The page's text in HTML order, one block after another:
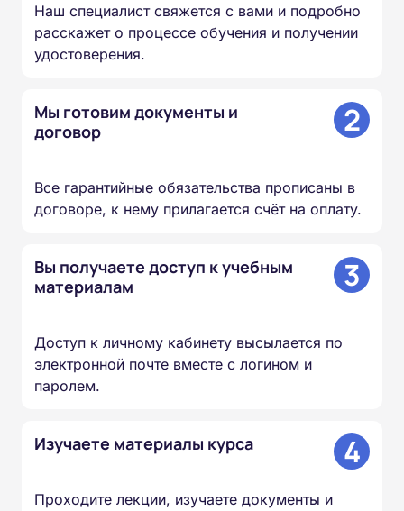
Наш специалист свяжется с вами и подробно
расскажет о процессе обучения и получении
удостоверения.
Мы готовим документы и
договор
2
Все гарантийные обязательства прописаны в
договоре, к нему прилагается счёт на оплату.
Вы получаете доступ к учебным
материалам
3
Доступ к личному кабинету высылается по
электронной почте вместе с логином и
паролем.
Изучаете материалы курса 4
Проходите лекции, изучаете документы и